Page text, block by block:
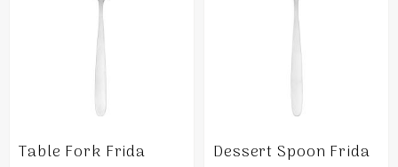
Table Fork Frida Dessert Spoon Frida